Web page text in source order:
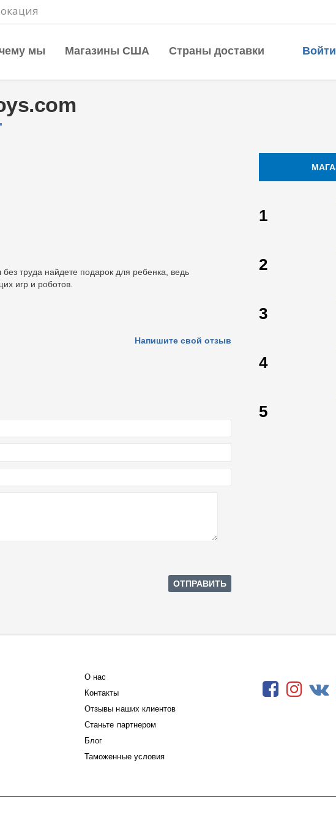
мы Магазины США Страны доставки Войти
труда найдете подарок для ребенка, ведь
игр и роботов.
Напишите свой отзыв
1
2
3
4
5
О нас
Контакты
Отзывы наших клиентов
Станьте партнером
Блог
Таможенные условия